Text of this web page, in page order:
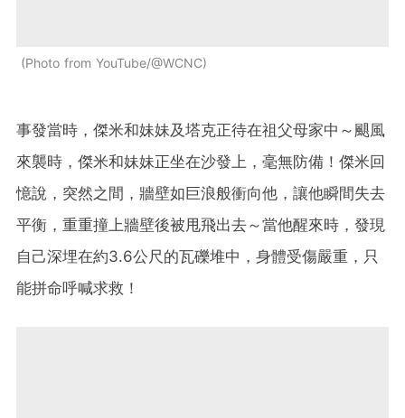
Photo from YouTube/@WCNC
事發當時，傑米和妹妹及塔克正待在祖父母家中～颶風
來襲時，傑米和妹妹正坐在沙發上，毫無防備！傑米回
憶說，突然之間，牆壁如巨浪般衝向他，讓他瞬間失去
平衡，重重撞上牆壁後被甩飛出去～當他醒來時，發現
自己深埋在約3.6公尺的瓦礫堆中，身體受傷嚴重，只
能拼命呼喊求救！